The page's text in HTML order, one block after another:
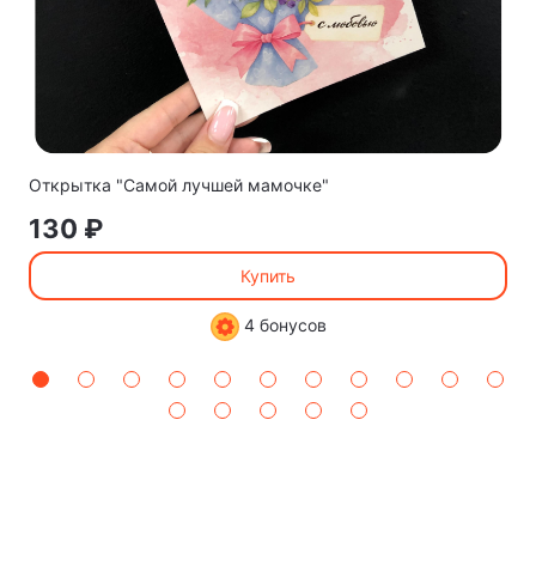
Открытка "Самой лучшей мамочке"
130 ₽
Купить
4 бонусов